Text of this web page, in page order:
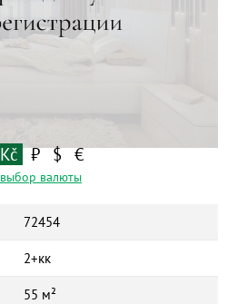
Kč ₽ $ €
выбор валюты
72454
2+кк
55 м²